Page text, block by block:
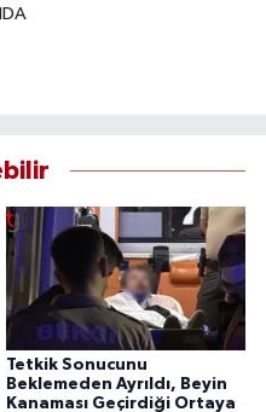
Tetkik Sonucunu
Beklemeden Ayrıldı, Beyin
Kanaması Geçirdiği Ortaya